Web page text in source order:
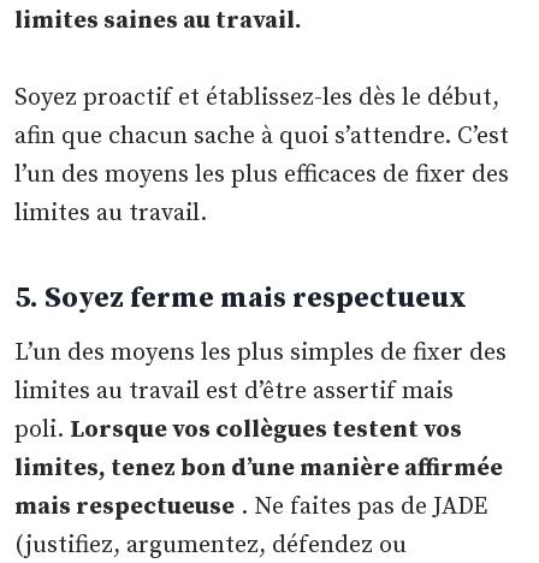
limites saines au travail.
Soyez proactif et établissez-les dès le début,
afin que chacun sache à quoi s’attendre. C’est
l’un des moyens les plus efficaces de fixer des
limites au travail.
5. Soyez ferme mais respectueux
L’un des moyens les plus simples de fixer des
limites au travail est d’être assertif mais
poli. Lorsque vos collègues testent vos
limites, tenez bon d’une manière affirmée
mais respectueuse . Ne faites pas de JADE
(justifiez, argumentez, défendez ou